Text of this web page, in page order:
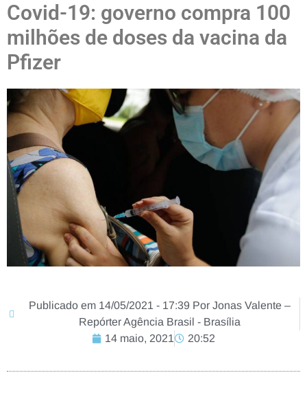
Covid-19: governo compra 100
milhões de doses da vacina da
Pfizer
Publicado em 14/05/2021 - 17:39 Por Jonas Valente –
Repórter Agência Brasil - Brasília
14 maio, 2021
20:52